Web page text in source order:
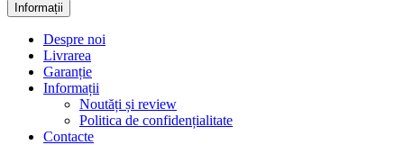
Informații
Despre noi
Livrarea
Garanție
Informații
Noutăți și review
Politica de confidențialitate
Contacte